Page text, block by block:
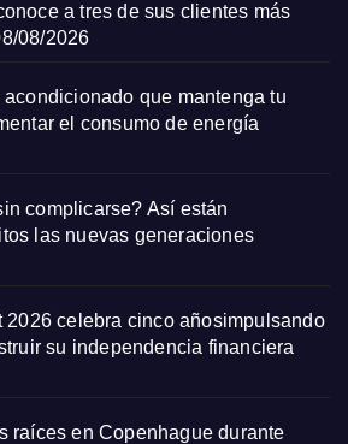
a tres de sus clientes más
08/2026
que mantenga tu
el consumo de energía
complicarse? Así están
las nuevas generaciones
2026 celebra cinco añosimpulsando
su independencia financiera
raíces en Copenhague durante